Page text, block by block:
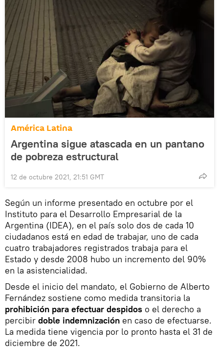
América Latina
Argentina sigue atascada en un pantano
de pobreza estructural
12 de octubre 2021, 21:51 GMT
Según un informe presentado en octubre por el
Instituto para el Desarrollo Empresarial de la
Argentina (IDEA), en el país solo dos de cada 10
ciudadanos está en edad de trabajar, uno de cada
cuatro trabajadores registrados trabaja para el
Estado y desde 2008 hubo un incremento del 90%
en la asistencialidad.
Desde el inicio del mandato, el Gobierno de Alberto
Fernández sostiene como medida transitoria la
prohibición para efectuar despidos o el derecho a
percibir doble indemnización en caso de efectuarse.
La medida tiene vigencia por lo pronto hasta el 31 de
diciembre de 2021.